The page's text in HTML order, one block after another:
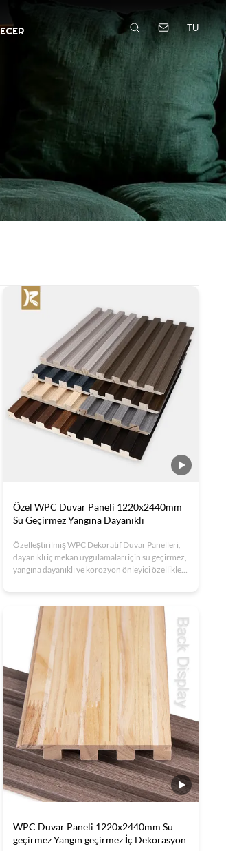
ECER TU
Özel WPC Duvar Paneli 1220x2440mm
Su Geçirmez Yangına Dayanıklı
Özelleştirilmiş WPC Dekoratif Duvar Panelleri,
dayanıklı iç mekan uygulamaları için su geçirmez,
yangına dayanıklı ve korozyon önleyici özellikler
yoğunluk ve ses emici özelliklere sahiptir. Oteller,
ofisler ve ticari alanlar için idealdir;
özelleştirilebilir boyut ve tasarımlara sahiptir.
OEM seçenekleriyle ISO sertifikalı kalite
mevcuttur.
WPC Duvar Paneli 1220x2440mm Su
geçirmez Yangın geçirmez İç Dekorasyon